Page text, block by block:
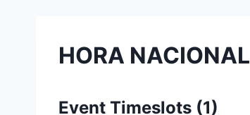
HORA NACIONAL
Event Timeslots (1)